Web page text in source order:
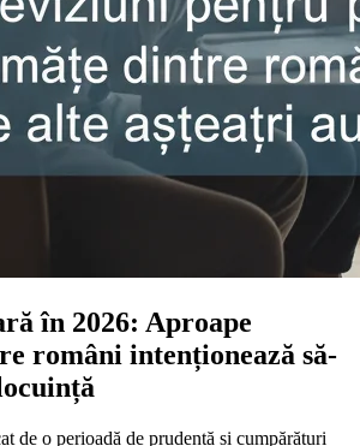
în 2026: Aproape
români intenționează să-
de o perioadă de prudență și cumpărături